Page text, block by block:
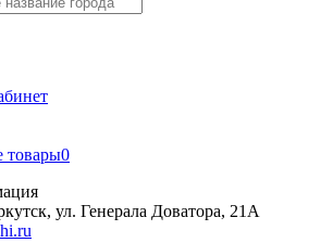
товары0
ул. Генерала Доватора, 21А